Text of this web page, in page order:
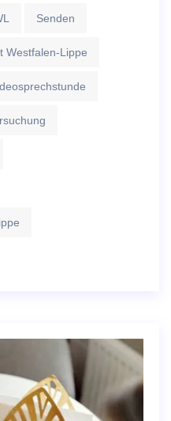
Senden
Westfalen-Lippe